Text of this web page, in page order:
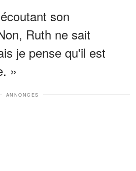
son
Ruth ne sait
je pense qu'il est
»
ANNONCES